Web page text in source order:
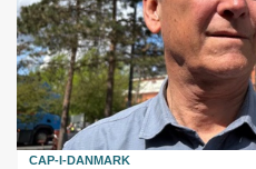
CAP-I-DANMARK